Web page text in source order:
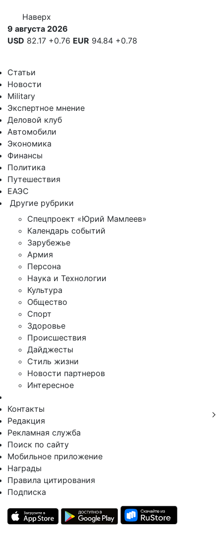
Наверх
9 августа 2026
USD 82.17 +0.76 EUR 94.84 +0.78
Статьи
Новости
Military
Экспертное мнение
Деловой клуб
Автомобили
Экономика
Финансы
Политика
Путешествия
ЕАЭС
Другие рубрики
Спецпроект «Юрий Мамлеев»
Календарь событий
Зарубежье
Армия
Персона
Наука и Технологии
Культура
Общество
Спорт
Здоровье
Происшествия
Дайджесты
Стиль жизни
Новости партнеров
Интересное
Контакты
Редакция
Рекламная служба
Поиск по сайту
Мобильное приложение
Награды
Правила цитирования
Подписка